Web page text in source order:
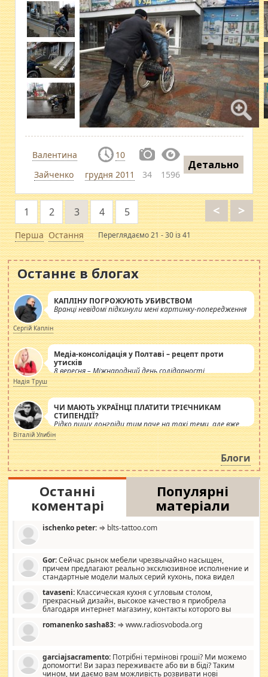
Валентина
Зайченко
10
грудня 2011
34 1596
Детально
Перша
<
1 2 3 4 5 >
Остання Переглядаємо 21 - 30 із 41
Останнє в блогах
КАПЛІНУ ПОГРОЖУЮТЬ УБИВСТВОМ
Вранці невідомі підкинули мені картинку-попередження
Сергій Каплін
Медіа-консолідація у Полтаві – рецепт проти
утисків
8 вересня – Міжнародний день солідарності
журналістів.
Надія Труш
ЧИ МАЮТЬ УКРАЇНЦІ ПЛАТИТИ ТРІЄЧНИКАМ
СТИПЕНДІЇ?
Рідко пишу лонгріди тим паче на такі теми, але вже
просто дістало! Обурюють сьогоднішні інсенуації
навколо стипендіального питання. Штучно
роздувається ще одна соціальна катастрофа.
Віталій Улибін
Блоги
Останні
коментарі
Популярні
матеріали
ischenko peter: ⇒ blts-tattoo.com
Gor:Сейчас рынок мебели чрезвычайно насыщен,
причем предлагают реально эксклюзивное исполнение и
стандартные модели малых серий кухонь, пока видел
стандартные формы, в MebelOk, креативненько и что главное -
со вкусом все в порядке, без ненужных наворотов удорожающих
мебель, а это не последний фактор.
tavaseni: Классическая кухня с угловым столом,
прекрасный дизайн, высокое качество я приобрела
благодаря интернет магазину, контакты которого вы
romanenko sasha83: ⇒ www.radiosvoboda.org
garciajsacramento: Потрібні термінові гроші? Ми можемо
допомогти! Ви зараз переживаєте або ви в біді? Таким
чином, ми даємо вам можливість розвивати нові